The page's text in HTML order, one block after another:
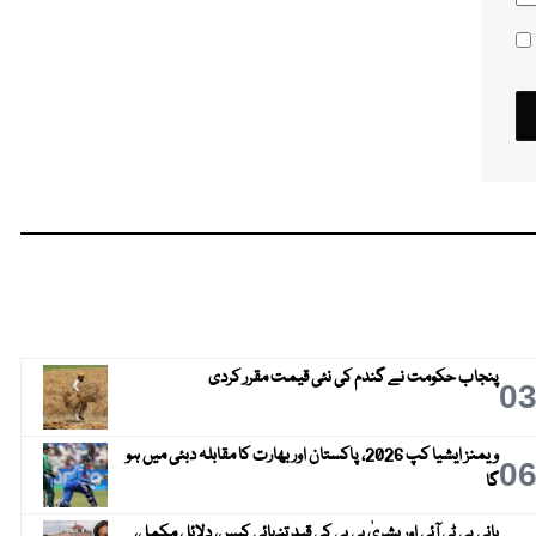
03پنجاب حکومت نے گندم کی نئی قیمت مقرر کردی
06
ویمنز ایشیا کپ 2026، پاکستان اور بھارت کا مقابلہ دبئی میں ہو
گا